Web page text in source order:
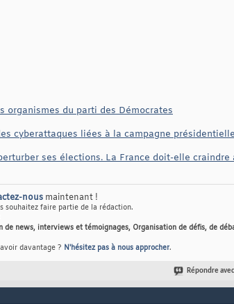
organismes du parti des Démocrates
cyberattaques liées à la campagne
ses élections. La France doit-elle craindre
nous maintenant !
souhaitez faire partie de la rédaction.
news, interviews et témoignages, Organisation de défis, de
davantage ? N'hésitez pas à nous approcher.
Répondre